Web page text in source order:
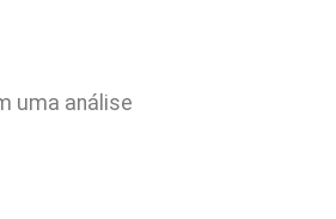
uma análise